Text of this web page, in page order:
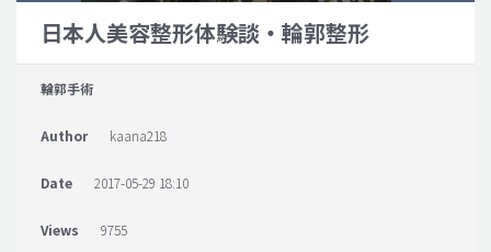
idニュース
病院紹介
ご相談のお問い合わせ
日本人美容整形体験談・輪郭整形
輪郭手術
Author kaana218
Date 2017-05-29 18:10
Views 9755